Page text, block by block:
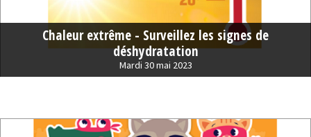
Chaleur extrême - Surveillez les signes de
déshydratation
Mardi 30 mai 2023